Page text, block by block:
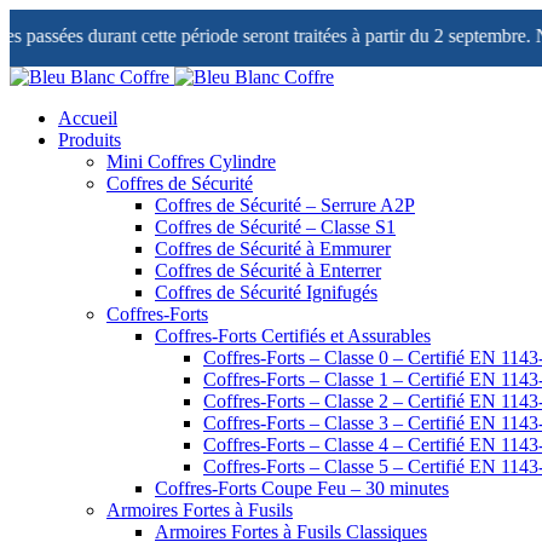
cette période seront traitées à partir du 2 septembre. Notre service
Accueil
Produits
Mini Coffres Cylindre
Coffres de Sécurité
Coffres de Sécurité – Serrure A2P
Coffres de Sécurité – Classe S1
Coffres de Sécurité à Emmurer
Coffres de Sécurité à Enterrer
Coffres de Sécurité Ignifugés
Coffres-Forts
Coffres-Forts Certifiés et Assurables
Coffres-Forts – Classe 0 – Certifié EN
Coffres-Forts – Classe 1 – Certifié EN
Coffres-Forts – Classe 2 – Certifié EN
Coffres-Forts – Classe 3 – Certifié EN
Coffres-Forts – Classe 4 – Certifié EN
Coffres-Forts – Classe 5 – Certifié EN
Coffres-Forts Coupe Feu – 30 minutes
Armoires Fortes à Fusils
Armoires Fortes à Fusils Classiques
Panneau de gestion des cookies